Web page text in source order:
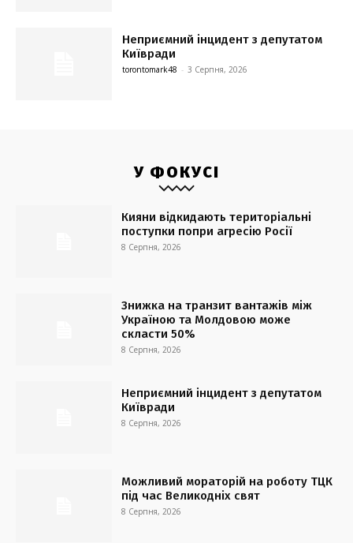
Неприємний інцидент з депутатом
Київради
torontomark48 - 3 Серпня, 2026
У ФОКУСІ
Кияни відкидають територіальні
поступки попри агресію Росії
8 Серпня, 2026
Знижка на транзит вантажів між
Україною та Молдовою може
скласти 50%
8 Серпня, 2026
Неприємний інцидент з депутатом
Київради
8 Серпня, 2026
Можливий мораторій на роботу ТЦК
під час Великодніх свят
8 Серпня, 2026